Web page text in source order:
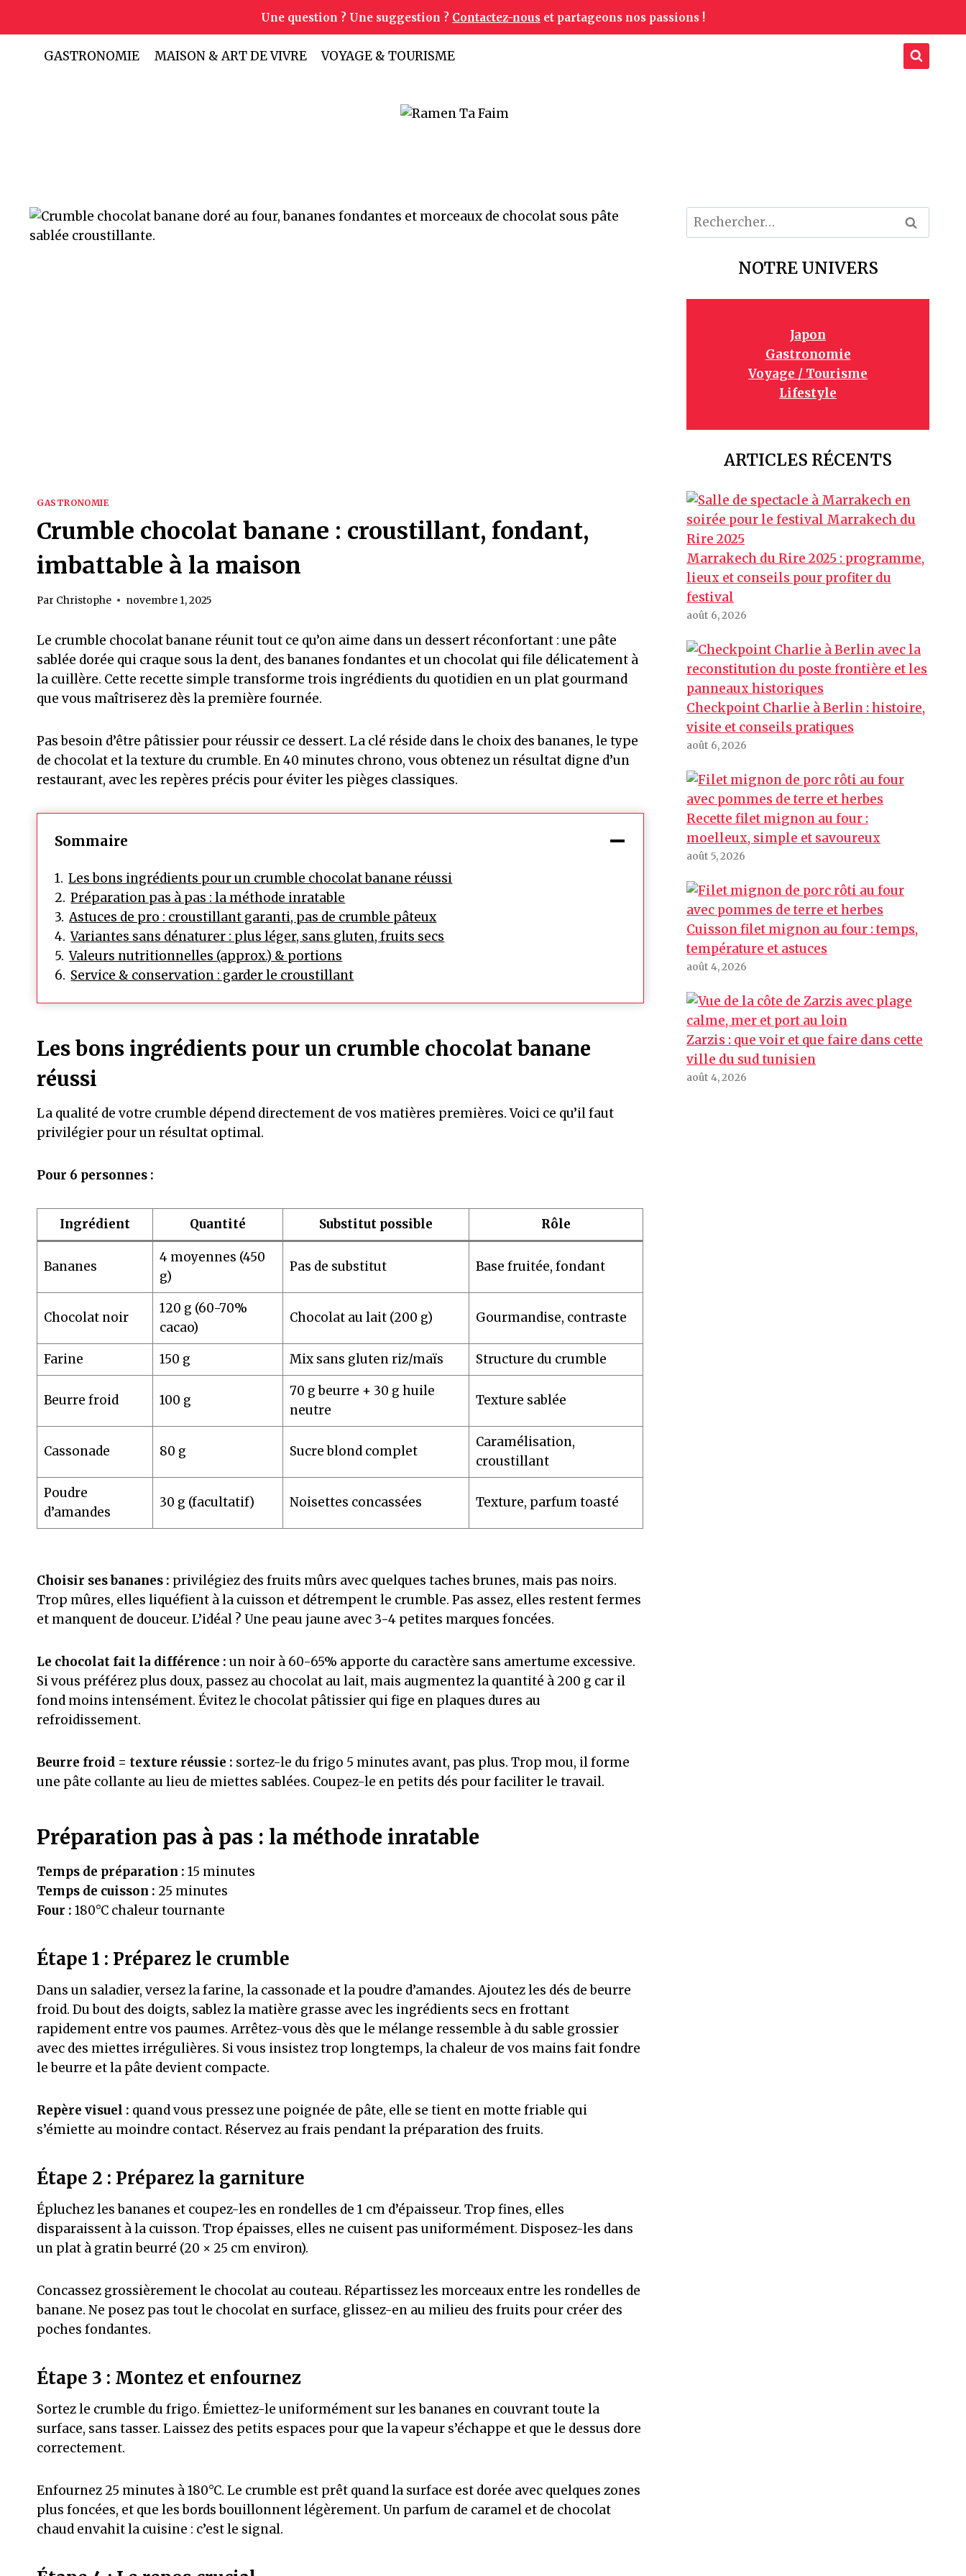
contenu
Une question ? Une suggestion ? Contactez-nous et partageons nos passions !
GASTRONOMIE MAISON & ART DE VIVRE VOYAGE & TOURISME
GASTRONOMIE
Crumble chocolat banane : croustillant, fondant,
imbattable à la maison
Par Christophe novembre 1, 2025
Le crumble chocolat banane réunit tout ce qu’on aime dans un dessert réconfortant : une pâte
sablée dorée qui craque sous la dent, des bananes fondantes et un chocolat qui file délicatement à
la cuillère. Cette recette simple transforme trois ingrédients du quotidien en un plat gourmand
que vous maîtriserez dès la première fournée.
Pas besoin d’être pâtissier pour réussir ce dessert. La clé réside dans le choix des bananes, le type
de chocolat et la texture du crumble. En 40 minutes chrono, vous obtenez un résultat digne d’un
restaurant, avec les repères précis pour éviter les pièges classiques.
Sommaire
Les bons ingrédients pour un crumble chocolat banane réussi
Préparation pas à pas : la méthode inratable
Astuces de pro : croustillant garanti, pas de crumble pâteux
Variantes sans dénaturer : plus léger, sans gluten, fruits secs
Valeurs nutritionnelles (approx.) & portions
Service & conservation : garder le croustillant
Les bons ingrédients pour un crumble chocolat banane
réussi
La qualité de votre crumble dépend directement de vos matières premières. Voici ce qu’il faut
privilégier pour un résultat optimal.
Pour 6 personnes :
Ingrédient Quantité Substitut possible Rôle
Bananes
4 moyennes (450
g)
Pas de substitut Base fruitée, fondant
Chocolat noir
120 g (60-70%
cacao)
Chocolat au lait (200 g) Gourmandise, contraste
Farine 150 g Mix sans gluten riz/maïs Structure du crumble
Beurre froid 100 g
70 g beurre + 30 g huile
neutre
Texture sablée
Cassonade 80 g Sucre blond complet
Caramélisation,
croustillant
Poudre
d’amandes
30 g (facultatif) Noisettes concassées Texture, parfum toasté
Choisir ses bananes : privilégiez des fruits mûrs avec quelques taches brunes, mais pas noirs.
Trop mûres, elles liquéfient à la cuisson et détrempent le crumble. Pas assez, elles restent fermes
et manquent de douceur. L’idéal ? Une peau jaune avec 3-4 petites marques foncées.
Le chocolat fait la différence : un noir à 60-65% apporte du caractère sans amertume excessive.
Si vous préférez plus doux, passez au chocolat au lait, mais augmentez la quantité à 200 g car il
fond moins intensément. Évitez le chocolat pâtissier qui fige en plaques dures au
refroidissement.
Beurre froid = texture réussie : sortez-le du frigo 5 minutes avant, pas plus. Trop mou, il forme
une pâte collante au lieu de miettes sablées. Coupez-le en petits dés pour faciliter le travail.
Préparation pas à pas : la méthode inratable
Temps de préparation : 15 minutes
Temps de cuisson : 25 minutes
Four : 180°C chaleur tournante
Étape 1 : Préparez le crumble
Dans un saladier, versez la farine, la cassonade et la poudre d’amandes. Ajoutez les dés de beurre
froid. Du bout des doigts, sablez la matière grasse avec les ingrédients secs en frottant
rapidement entre vos paumes. Arrêtez-vous dès que le mélange ressemble à du sable grossier
avec des miettes irrégulières. Si vous insistez trop longtemps, la chaleur de vos mains fait fondre
le beurre et la pâte devient compacte.
Repère visuel : quand vous pressez une poignée de pâte, elle se tient en motte friable qui
s’émiette au moindre contact. Réservez au frais pendant la préparation des fruits.
Étape 2 : Préparez la garniture
Épluchez les bananes et coupez-les en rondelles de 1 cm d’épaisseur. Trop fines, elles
disparaissent à la cuisson. Trop épaisses, elles ne cuisent pas uniformément. Disposez-les dans
un plat à gratin beurré (20 × 25 cm environ).
Concassez grossièrement le chocolat au couteau. Répartissez les morceaux entre les rondelles de
banane. Ne posez pas tout le chocolat en surface, glissez-en au milieu des fruits pour créer des
poches fondantes.
Étape 3 : Montez et enfournez
Sortez le crumble du frigo. Émiettez-le uniformément sur les bananes en couvrant toute la
surface, sans tasser. Laissez des petits espaces pour que la vapeur s’échappe et que le dessus dore
correctement.
Enfournez 25 minutes à 180°C. Le crumble est prêt quand la surface est dorée avec quelques zones
plus foncées, et que les bords bouillonnent légèrement. Un parfum de caramel et de chocolat
chaud envahit la cuisine : c’est le signal.
Rechercher :
NOTRE UNIVERS
Japon
Gastronomie
Voyage / Tourisme
Lifestyle
ARTICLES RÉCENTS
Marrakech du Rire 2025 : programme,
lieux et conseils pour profiter du
festival
août 6, 2026
Checkpoint Charlie à Berlin : histoire,
visite et conseils pratiques
août 6, 2026
Recette filet mignon au four :
moelleux, simple et savoureux
août 5, 2026
Cuisson filet mignon au four : temps,
température et astuces
août 4, 2026
Zarzis : que voir et que faire dans cette
ville du sud tunisien
août 4, 2026